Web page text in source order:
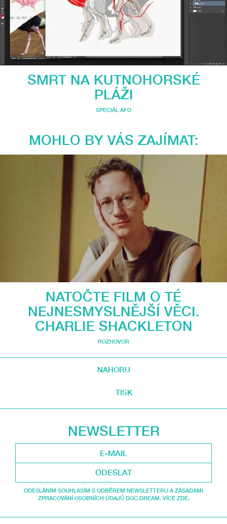
SMRT NA KUTNOHORSKÉ
PLÁŽI
SPECIÁL AFO
MOHLO BY VÁS ZAJÍMAT:
NATOČTE FILM O TÉ
NEJNESMYSLNĚJŠÍ VĚCI.
CHARLIE SHACKLETON
ROZHOVOR
NAHORU
TISK
NEWSLETTER
ODESLAT
ODESLÁNÍM SOUHLASÍM S ODBĚREM NEWSLETTERU A ZÁSADAMI
ZPRACOVÁNÍ OSOBNÍCH ÚDAJŮ DOC.DREAM. VÍCE ZDE.